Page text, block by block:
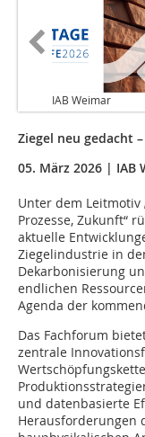
IAB Weimar
Ziegel neu gedacht
05. März 2026 | IAB
Unter dem Leitmotiv
Prozesse, Zukunft“
aktuelle
Ziegelindustrie in
Dekarbonisierung
endlichen
Agenda der
Das Fachforum
zentrale
und datenbasierte
Herausforderungen